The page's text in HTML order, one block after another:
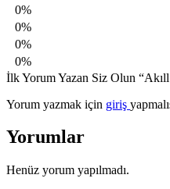
0%
0%
0%
0%
İlk Yorum Yazan Siz Olun
Yorum yazmak için giriş
Yorumlar
Henüz yorum yapılmadı.